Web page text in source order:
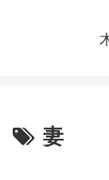
妻